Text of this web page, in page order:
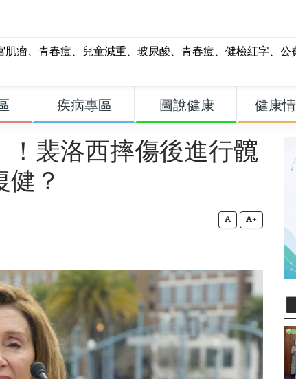
肌瘤、 青春痘、 兒童減重、 玻尿酸、 青春痘、 健檢紅字、 公
疾病專區 圖說健康 健康
裴洛西摔傷後進行髖
？
+